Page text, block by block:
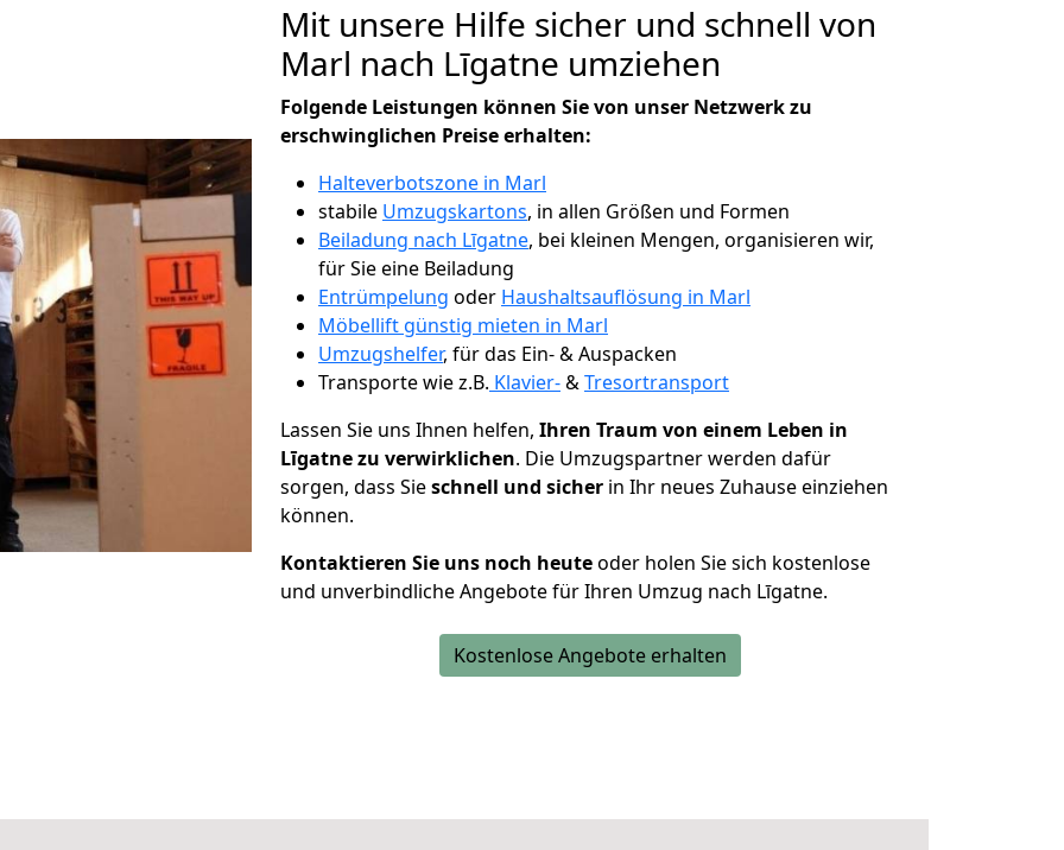
Mit unsere Hilfe sicher und schnell von
Marl nach Līgatne umziehen
Folgende Leistungen können Sie von unser Netzwerk zu
erschwinglichen Preise erhalten:
Halteverbotszone in Marl
stabile Umzugskartons, in allen Größen und Formen
Beiladung nach Līgatne, bei kleinen Mengen, organisieren wir,
für Sie eine Beiladung
Entrümpelung oder Haushaltsauflösung in Marl
Möbellift günstig mieten in Marl
Umzugshelfer, für das Ein- & Auspacken
Transporte wie z.B. Klavier-&Tresortransport
Lassen Sie uns Ihnen helfen, Ihren Traum von einem Leben in
Līgatne zu verwirklichen. Die Umzugspartner werden dafür
sorgen, dass Sieschnell und sicher in Ihr neues Zuhause einziehen
können.
Kontaktieren Sie uns noch heuteoder holen Sie sich kostenlose
und unverbindliche Angebote für Ihren Umzug nach Līgatne.
Kostenlose Angebote erhalten